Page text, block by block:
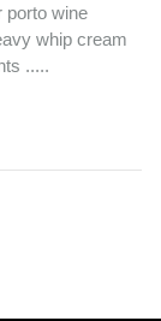
porto wine
whip cream
.....